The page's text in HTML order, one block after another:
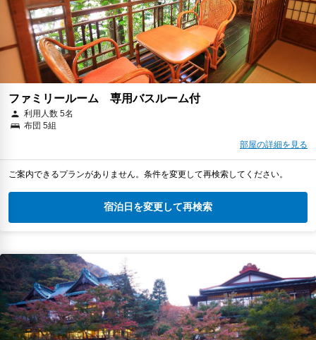
ファミリールーム 専用バスルーム付
利用人数 5名
布団 5組
部屋の詳細を見る
ご案内できるプランがありません。条件を変更して再検索してください。
宿泊日を変更して再検索